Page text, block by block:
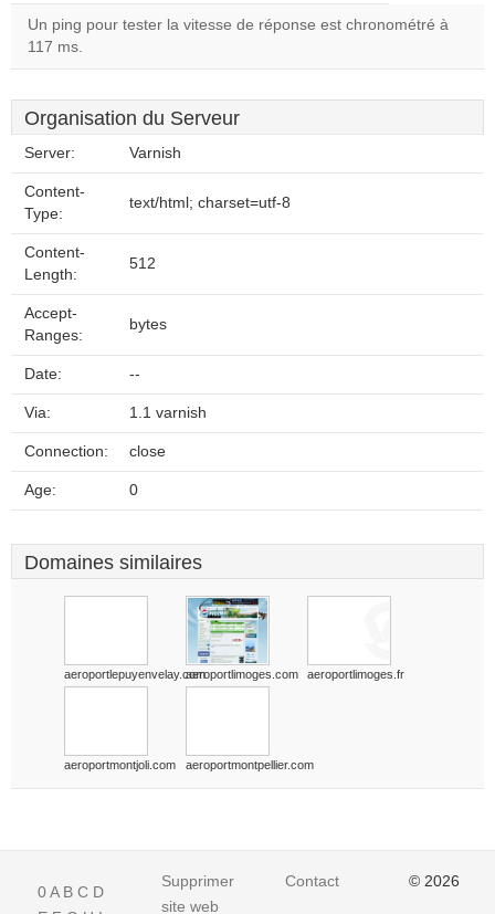
Un ping pour tester la vitesse de réponse est chronométré à
117 ms.
Organisation du Serveur
Server: Varnish
Content-
Type:
text/html; charset=utf-8
Content-
Length:
512
Accept-
Ranges:
bytes
Date: --
Via: 1.1 varnish
Connection: close
Age: 0
Domaines similaires
aeroportlepuyenvelay.comaeroportlimoges.com aeroportlimoges.fr
aeroportmontjoli.com aeroportmontpellier.com
0A B C D
Supprimer
site web
Contact © 2026